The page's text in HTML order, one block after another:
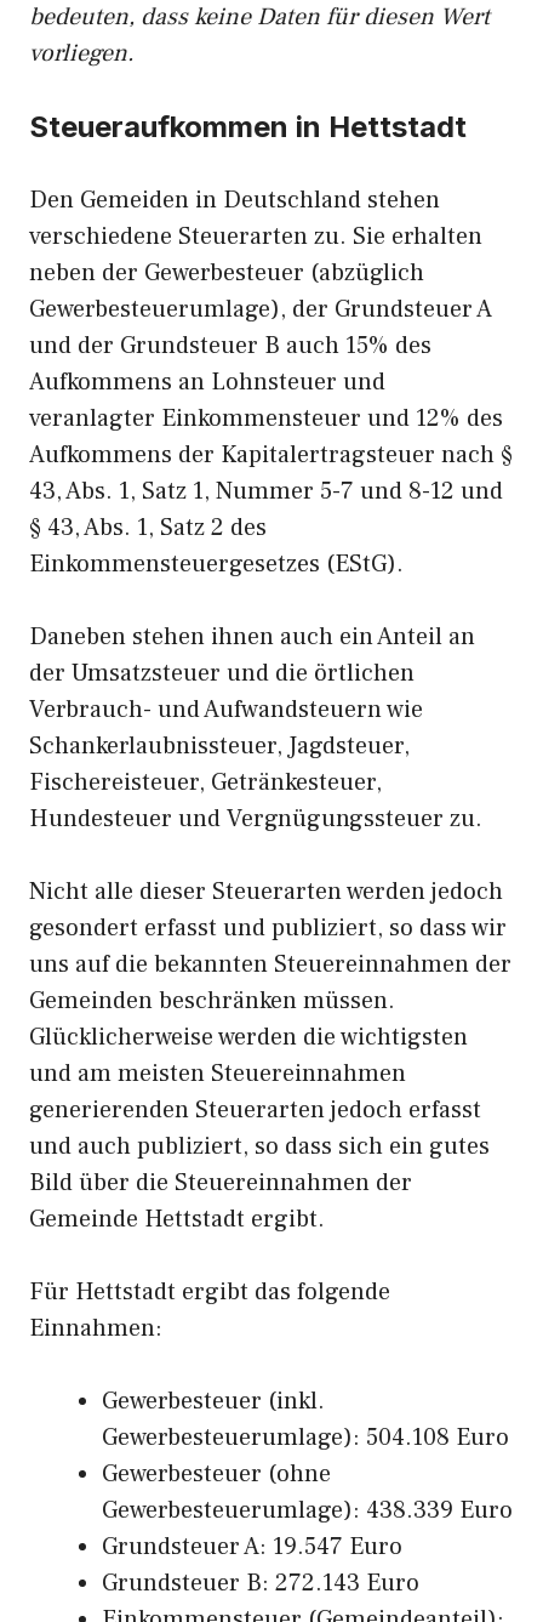
bedeuten, dass keine Daten für diesen Wert
vorliegen.
Steueraufkommen in Hettstadt
Den Gemeiden in Deutschland stehen
verschiedene Steuerarten zu. Sie erhalten
neben der Gewerbesteuer (abzüglich
Gewerbesteuerumlage), der Grundsteuer A
und der Grundsteuer B auch 15% des
Aufkommens an Lohnsteuer und
veranlagter Einkommensteuer und 12% des
Aufkommens der Kapitalertragsteuer nach §
43, Abs. 1, Satz 1, Nummer 5-7 und 8-12 und
§ 43, Abs. 1, Satz 2 des
Einkommensteuergesetzes (EStG).
Daneben stehen ihnen auch ein Anteil an
der Umsatzsteuer und die örtlichen
Verbrauch- und Aufwandsteuern wie
Schankerlaubnissteuer, Jagdsteuer,
Fischereisteuer, Getränkesteuer,
Hundesteuer und Vergnügungssteuer zu.
Nicht alle dieser Steuerarten werden jedoch
gesondert erfasst und publiziert, so dass wir
uns auf die bekannten Steuereinnahmen der
Gemeinden beschränken müssen.
Glücklicherweise werden die wichtigsten
und am meisten Steuereinnahmen
generierenden Steuerarten jedoch erfasst
und auch publiziert, so dass sich ein gutes
Bild über die Steuereinnahmen der
Gemeinde Hettstadt ergibt.
Für Hettstadt ergibt das folgende
Einnahmen:
Gewerbesteuer (inkl.
Gewerbesteuerumlage): 504.108 Euro
Gewerbesteuer (ohne
Gewerbesteuerumlage): 438.339 Euro
Grundsteuer A: 19.547 Euro
Grundsteuer B: 272.143 Euro